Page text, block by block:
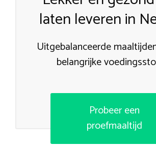
laten leveren in
Uitgebalanceerde
belangrijke
Probeer een
proefmaaltijd